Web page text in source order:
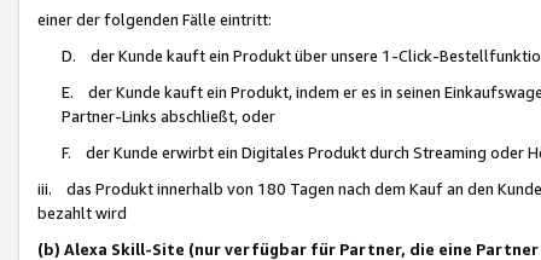
einer der folgenden Fälle eintritt:
D. der Kunde kauft ein Produkt über unsere 1-Click-
E. der Kunde kauft ein Produkt, indem er es in seinen
Partner-Links abschließt, oder
F. der Kunde erwirbt ein Digitales Produkt durch Streaming oder
iii. das Produkt innerhalb von 180 Tagen nach dem Kauf an den
bezahlt wird
(b) Alexa Skill-Site (nur verfügbar für Partner, die eine